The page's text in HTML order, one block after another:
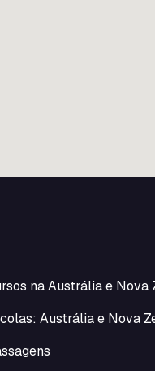
na Austrália e Nova
Austrália e Nova